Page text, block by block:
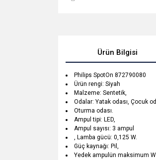
Ürün Bilgisi
Philips SpotOn 872790080
Ürün rengi: Siyah
Malzeme: Sentetik,
Odalar: Yatak odası, Çocuk
Oturma odası.
Ampul tipi: LED,
Ampul sayısı: 3 ampul
, Lamba gücü: 0,125 W.
Güç kaynağı: Pil,
Yedek ampulün maksimum